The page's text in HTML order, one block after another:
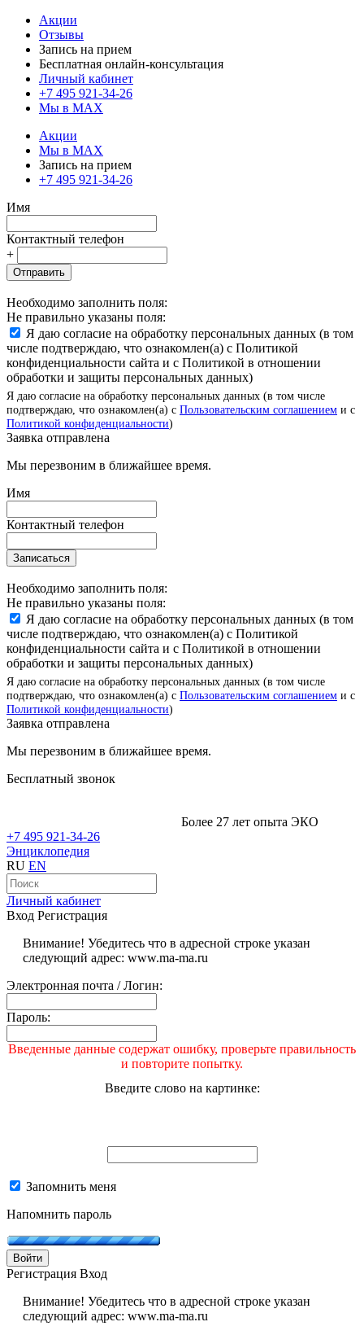
Акции
Отзывы
Запись на прием
Бесплатная онлайн-консультация
Личный кабинет
+7 495 921-34-26
Мы в MAX
Акции
Мы в MAX
Запись на прием
+7 495 921-34-26
Имя
Контактный телефон
+
Отправить
Необходимо заполнить поля:
Не правильно указаны поля:
Я даю согласие на обработку персональных данных (в том
числе подтверждаю, что ознакомлен(а) с Политикой
конфиденциальности сайта и с Политикой в отношении
обработки и защиты персональных данных)
Я даю согласие на обработку персональных данных (в том числе
подтверждаю, что ознакомлен(а) с Пользовательским соглашением и с
Политикой конфиденциальности)
Заявка отправлена
Мы перезвоним в ближайшее время.
Имя
Контактный телефон
Записаться
Необходимо заполнить поля:
Не правильно указаны поля:
Я даю согласие на обработку персональных данных (в том
числе подтверждаю, что ознакомлен(а) с Политикой
конфиденциальности сайта и с Политикой в отношении
обработки и защиты персональных данных)
Я даю согласие на обработку персональных данных (в том числе
подтверждаю, что ознакомлен(а) с Пользовательским соглашением и с
Политикой конфиденциальности)
Заявка отправлена
Мы перезвоним в ближайшее время.
Бесплатный звонок
Более 27 лет опыта ЭКО
+7 495 921-34-26
Энциклопедия
RU EN
Личный кабинет
Вход Регистрация
Внимание! Убедитесь что в адресной строке указан
следующий адрес: www.ma-ma.ru
Электронная почта / Логин:
Пароль:
Введенные данные содержат ошибку, проверьте правильность
и повторите попытку.
Введите слово на картинке:
Запомнить меня
Напомнить пароль
Войти
Регистрация Вход
Внимание! Убедитесь что в адресной строке указан
следующий адрес: www.ma-ma.ru